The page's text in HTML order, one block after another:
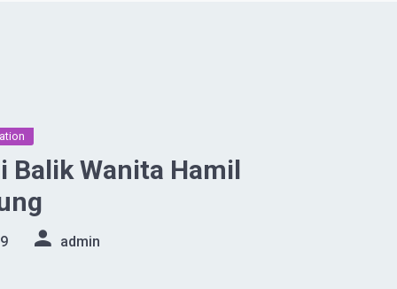
Balik Wanita Hamil
admin